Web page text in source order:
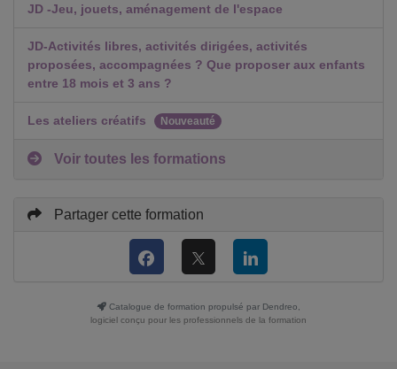
JD -Jeu, jouets, aménagement de l'espace
JD-Activités libres, activités dirigées, activités
proposées, accompagnées ? Que proposer aux enfants
entre 18 mois et 3 ans ?
Les ateliers créatifs Nouveauté
Voir toutes les formations
Partager cette formation
Catalogue de formation propulsé par Dendreo,
logiciel conçu pour les professionnels de la formation